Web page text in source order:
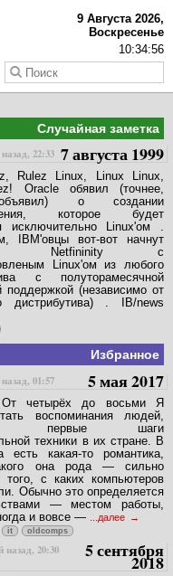
9 Августа 2026,
Воскресенье
10:34:57
Случайная заметка
22:33 7 августа 1999
Rulez Linux, Linux Linux,
Oracle обявил (точнее,
о создании
которое будет
исключительно Linux'ом .
IBM'овцы вот-вот начнут
Netfininity с
Linux'ом из любого
с полуторамесячной
поддержкой (независимо от
дистрибутива) . IB/news
Избранное
01:57
5 мая 2017
четырёх до восьми Я
воспоминания людей,
первые шаги
техники в их стране. В
есть какая-то романтика,
она рода — сильно
того, с каких компьютеров
Обычно это определяется
— местом работы,
и вовсе —
...далее
it oldcomps
назад, 20:30 5 сентября
2018